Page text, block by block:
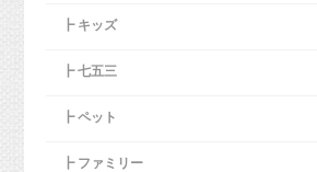
┣ キッズ
┣ 七五三
┣ ペット
┣ ファミリー